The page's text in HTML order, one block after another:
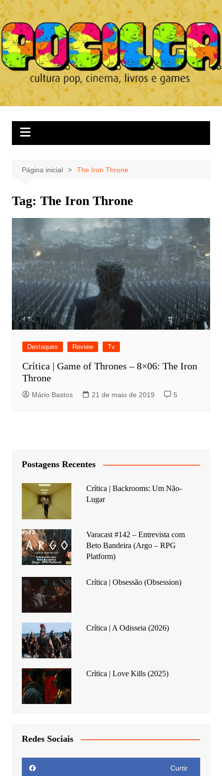
Ir
para
o
conteúdo
Página inicial The Iron Throne
Tag: The Iron Throne
Destaques Review Tv
Crítica | Game of Thrones – 8×06: The Iron
Throne
Mário Bastos 21 de maio de 2019 5
Postagens Recentes
Crítica | Backrooms: Um Não-
Lugar
Varacast #142 – Entrevista com
Beto Bandeira (Argo – RPG
Platform)
Crítica | Obsessão (Obsession)
Crítica | A Odisseia (2026)
Crítica | Love Kills (2025)
Redes Sociais
Curtir